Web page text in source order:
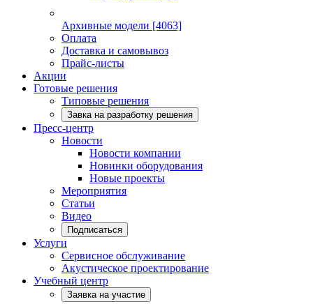
Архивные модели [4063]
Оплата
Доставка и самовывоз
Прайс-листы
Акции
Готовые решения
Типовые решения
Завка на разработку решения
Пресс-центр
Новости
Новости компании
Новинки оборудования
Новые проекты
Мероприятия
Статьи
Видео
Подписаться
Услуги
Сервисное обслуживание
Акустическое проектирование
Учебный центр
Заявка на участие